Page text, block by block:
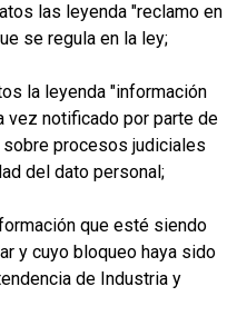
las leyenda "reclamo en
se regula en la ley;
la leyenda "información
vez notificado por parte de
procesos judiciales
del dato personal;
que esté siendo
y cuyo bloqueo haya sido
de Industria y